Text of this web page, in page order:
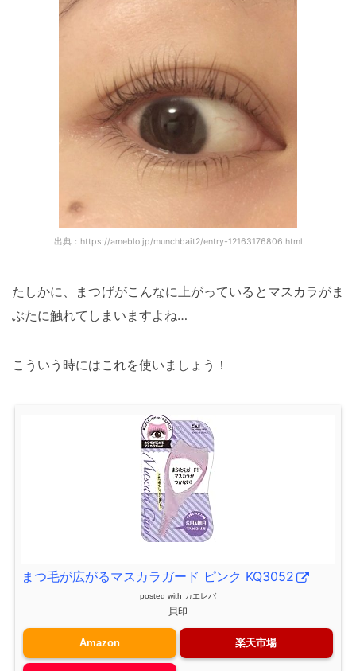
出典：https://ameblo.jp/munchbait2/entry-12163176806.html
たしかに、まつげがこんなに上がっているとマスカラがま
ぶたに触れてしまいますよね…
こういう時にはこれを使いましょう！
まつ毛が広がるマスカラガード ピンク KQ3052
posted with カエレバ
貝印
Amazon 楽天市場